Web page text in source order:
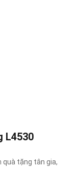
L4530
quà tặng tân gia,